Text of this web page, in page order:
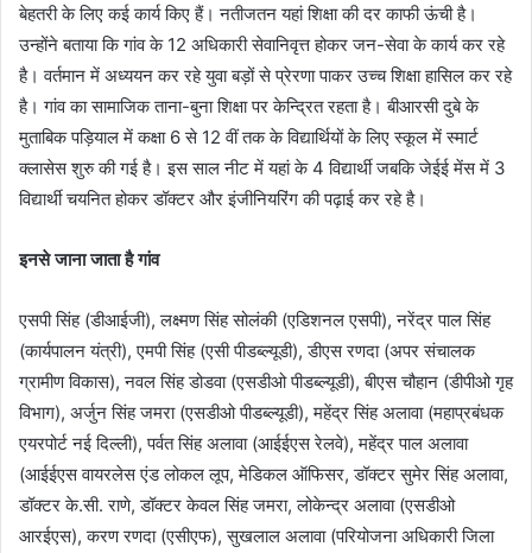
बेहतरी के लिए कई कार्य किए हैं। नतीजतन यहां शिक्षा की दर काफी ऊंची है।
उन्होंने बताया कि गांव के 12 अधिकारी सेवानिवृत्त होकर जन-सेवा के कार्य कर रहे
है। वर्तमान में अध्ययन कर रहे युवा बड़ों से प्रेरणा पाकर उच्च शिक्षा हासिल कर रहे
है। गांव का सामाजिक ताना-बुना शिक्षा पर केन्द्रित रहता है। बीआरसी दुबे के
मुताबिक पड़ियाल में कक्षा 6 से 12 वीं तक के विद्यार्थियों के लिए स्कूल में स्मार्ट
क्लासेस शुरु की गई है। इस साल नीट में यहां के 4 विद्यार्थी जबकि जेईई मेंस में 3
विद्यार्थी चयनित होकर डॉक्टर और इंजीनियरिंग की पढ़ाई कर रहे है।
इनसे जाना जाता है गांव
एसपी सिंह (डीआईजी), लक्ष्मण सिंह सोलंकी (एडिशनल एसपी), नरेंद्र पाल सिंह
(कार्यपालन यंत्री), एमपी सिंह (एसी पीडब्ल्यूडी), डीएस रणदा (अपर संचालक
ग्रामीण विकास), नवल सिंह डोडवा (एसडीओ पीडब्ल्यूडी), बीएस चौहान (डीपीओ गृह
विभाग), अर्जुन सिंह जमरा (एसडीओ पीडब्ल्यूडी), महेंद्र सिंह अलावा (महाप्रबंधक
एयरपोर्ट नई दिल्ली), पर्वत सिंह अलावा (आईईएस रेलवे), महेंद्र पाल अलावा
(आईईएस वायरलेस एंड लोकल लूप, मेडिकल ऑफिसर, डॉक्टर सुमेर सिंह अलावा,
डॉक्टर के.सी. राणे, डॉक्टर केवल सिंह जमरा, लोकेन्द्र अलावा (एसडीओ
आरईएस), करण रणदा (एसीएफ), सुखलाल अलावा (परियोजना अधिकारी जिला